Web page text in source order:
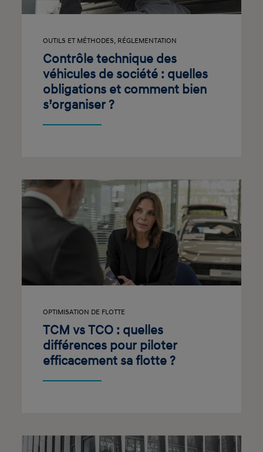
OUTILS ET MÉTHODES, RÉGLEMENTATION
Contrôle technique des
véhicules de société : quelles
obligations et comment bien
s’organiser ?
OPTIMISATION DE FLOTTE
TCM vs TCO : quelles
différences pour piloter
efficacement sa flotte ?